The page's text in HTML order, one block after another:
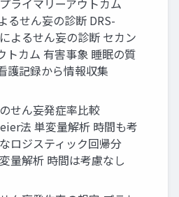
ライマリーアウトカム
るせん妄の診断 DRS-
よるせん妄の診断 セカン
トカム 有害事象 睡眠の質
護記録から情報収集
せん妄発症率比較
法 単変量解析 時間も考
ロジスティック回帰分
量解析 時間は考慮なし